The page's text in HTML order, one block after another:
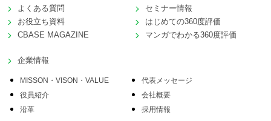
よくある質問
セミナー情報
お役立ち資料
はじめての360度評価
CBASE MAGAZINE
マンガでわかる360度評価
企業情報
MISSON・VISON・VALUE
代表メッセージ
役員紹介
会社概要
沿革
採用情報